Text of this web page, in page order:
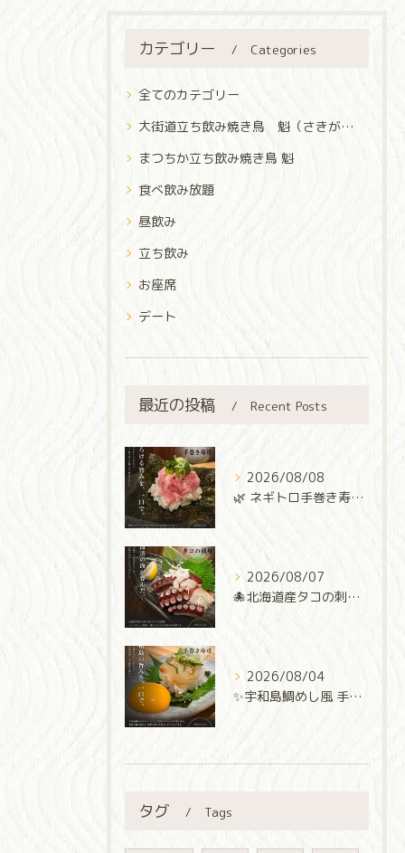
カテゴリー Categories
全てのカテゴリー
大街道立ち飲み焼き鳥 魁（さきがけ）
まつちか立ち飲み焼き鳥 魁
食べ飲み放題
昼飲み
立ち飲み
お座席
デート
最近の投稿 Recent Posts
2026/08/08
🌿 ネギトロ手巻き寿司 🌿
2026/08/07
🐙北海道産タコの刺身🐙
2026/08/04
✨宇和島鯛めし風 手巻き寿司✨
タグ Tags